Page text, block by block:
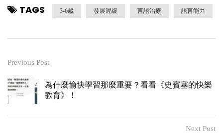
TAGS 3-6歲 發展遲緩 言語治療 語言能力
Previous Post
為什麼愉快學習那麼重要？看看《史賓塞的快樂
教育》！
Next Post